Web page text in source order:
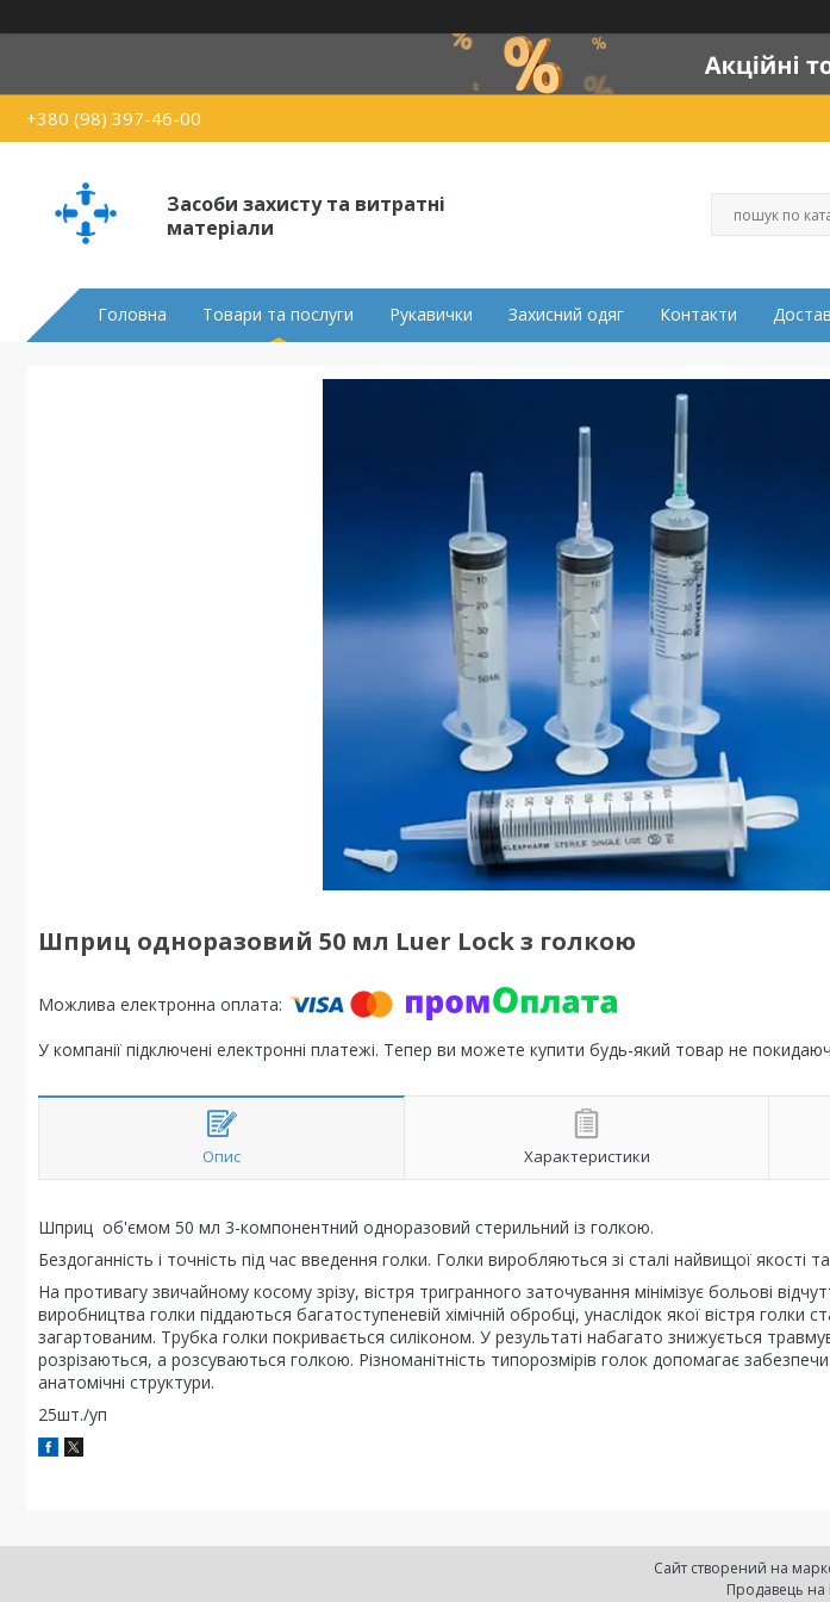
+380 (98) 397-46-00
Засоби захисту та витратні
матеріали
Головна Товари та послуги Рукавички Захисний одяг Контакти
Шприц одноразовий 50 мл Luer Lock з голкою
У компанії підключені електронні платежі. Тепер ви можете купити будь-який товар не
Опис Характеристики
Шприц об'ємом 50 мл 3-компонентний одноразовий стерильний із голкою.
Бездоганність і точність під час введення голки. Голки виробляються зі сталі найвищої якості
На противагу звичайному косому зрізу, вістря тригранного заточування мінімізує больові
виробництва голки піддаються багатоступеневій хімічній обробці, унаслідок якої вістря голки
загартованим. Трубка голки покривається силіконом. У результаті набагато знижується
розрізаються, а розсуваються голкою. Різноманітність типорозмірів голок допомагає
анатомічні структури.
25шт./уп
Сайт створений на
Продавець на